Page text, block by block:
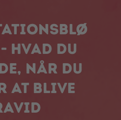
hvad du
når du
at blive